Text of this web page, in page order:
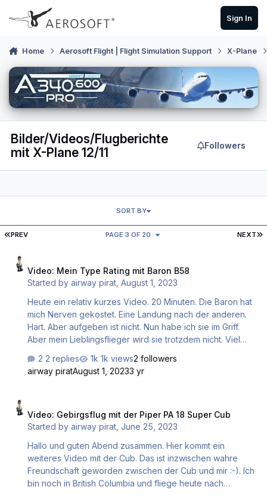
Skip to content
Sign In
Home Aerosoft Flight | Flight Simulation Support X-Plane
Bilder/Videos/Flugberichte
mit X-Plane 12/11
Followers
FIRST PAGE
PREV NEXT
PAGE 3 OF 20
SORT BY
Video: Mein Type Rating mit Baron B58
Started byairway pirat ,August 1, 2023
Heute ein relativ kurzes Video. 20 Minuten. Die Baron hat
mich Nerven gekostet. Eine Landung nach der anderen.
Hart. Aber aufgeben ist nicht. Nun habe ich sie im Griff.
Aber mein Lieblingsflieger wird sie trotzdem nicht. Viel
2 replies 1k views2 followers
airway piratAugust 1, 20233 yr
Video: Gebirgsflug mit der Piper PA 18 Super Cub
Started byairway pirat ,June 25, 2023
Hallo und guten Abend zusammen. Hier kommt ein
weiteres Video mit der Cub. Das ist inzwischen wahre
Freundschaft geworden zwischen der Cub und mir :-). Ich
bin noch in British Columbia und fliege heute nach